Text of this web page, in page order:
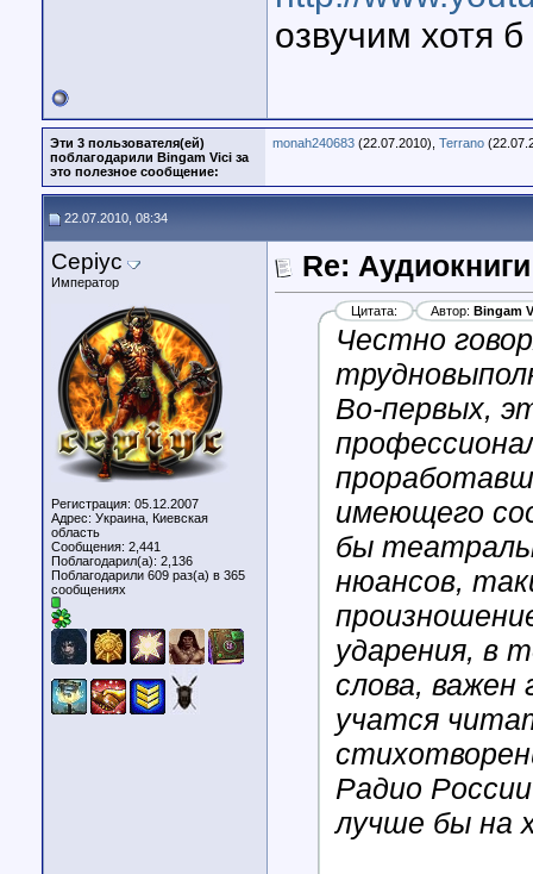
озвучим хотя б
Эти 3 пользователя(ей)
поблагодарили Bingam Vici за
это полезное сообщение:
monah240683 (22.07.2010), Terrano
22.07.2010, 08:34
Cepiyc
Император
Регистрация: 05.12.2007
Адрес: Украина, Киевская
область
Сообщения: 2,441
Поблагодарил(а): 2,136
Поблагодарили 609 раз(а) в 365
сообщениях
Re:
Цитата: Автор: Bingam
Честно
Во-первых,
имеющего
бы
нюансов,
ударения, в
слова,
учатся
Радио
лучше бы на